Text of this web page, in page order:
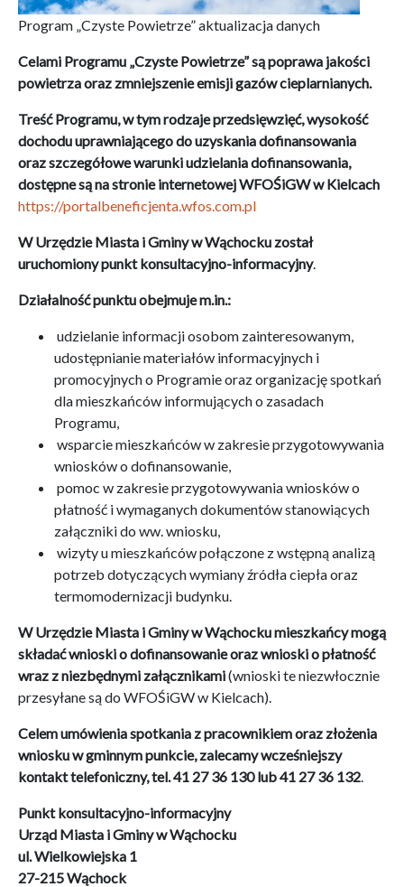
Program „Czyste Powietrze” aktualizacja danych
Celami Programu „Czyste Powietrze” są poprawa jakości
powietrza oraz zmniejszenie emisji gazów cieplarnianych.
Treść Programu, w tym rodzaje przedsięwzięć, wysokość
dochodu uprawniającego do uzyskania dofinansowania
oraz szczegółowe warunki udzielania dofinansowania,
dostępne są na stronie internetowej WFOŚiGW w Kielcach
https://portalbeneficjenta.wfos.com.pl
W Urzędzie Miasta i Gminy w Wąchocku został
uruchomiony punkt konsultacyjno-informacyjny.
Działalność punktu obejmuje m.in.:
udzielanie informacji osobom zainteresowanym,
udostępnianie materiałów informacyjnych i
promocyjnych o Programie oraz organizację spotkań
dla mieszkańców informujących o zasadach
Programu,
wsparcie mieszkańców w zakresie przygotowywania
wniosków o dofinansowanie,
pomoc w zakresie przygotowywania wniosków o
płatność i wymaganych dokumentów stanowiących
załączniki do ww. wniosku,
wizyty u mieszkańców połączone z wstępną analizą
potrzeb dotyczących wymiany źródła ciepła oraz
termomodernizacji budynku.
W Urzędzie Miasta i Gminy w Wąchocku mieszkańcy mogą
składać wnioski o dofinansowanie oraz wnioski o płatność
wraz z niezbędnymi załącznikami(wnioski te niezwłocznie
przesyłane są do WFOŚiGW w Kielcach).
Celem umówienia spotkania z pracownikiem oraz złożenia
wniosku w gminnym punkcie, zalecamy wcześniejszy
kontakt telefoniczny, tel. 41 27 36 130 lub 41 27 36 132
Punkt konsultacyjno-informacyjny
Urząd Miasta i Gminy w Wąchocku
ul. Wielkowiejska 1
27-215 Wąchock